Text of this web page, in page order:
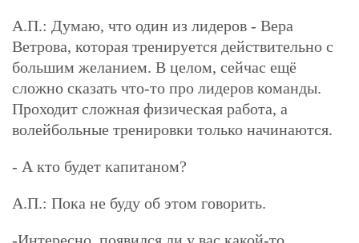
А.П.: Думаю, что один из лидеров - Вера
Ветрова, которая тренируется действительно с
большим желанием. В целом, сейчас ещё
сложно сказать что-то про лидеров команды.
Проходит сложная физическая работа, а
волейбольные тренировки только начинаются.
- А кто будет капитаном?
А.П.: Пока не буду об этом говорить.